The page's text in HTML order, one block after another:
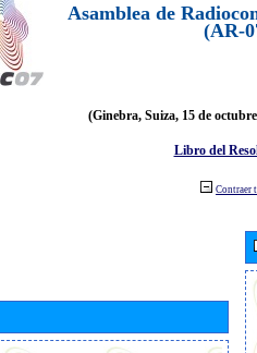
Asamblea de
(AR-
(Ginebra, Suiza, 15 de
Libro del
Contraer